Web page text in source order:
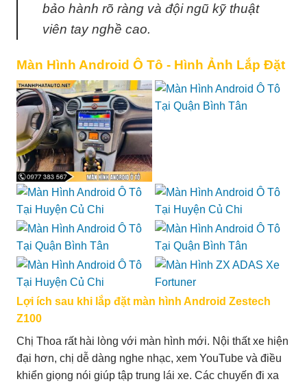
bảo hành rõ ràng và đội ngũ kỹ thuật
viên tay nghề cao.
Màn Hình Android Ô Tô - Hình Ảnh Lắp Đặt
Lợi ích sau khi lắp đặt màn hình Android Zestech
Z100
Chị Thoa rất hài lòng với màn hình mới. Nội thất xe hiện
đại hơn, chị dễ dàng nghe nhạc, xem YouTube và điều
khiển giọng nói giúp tập trung lái xe. Các chuyến đi xa